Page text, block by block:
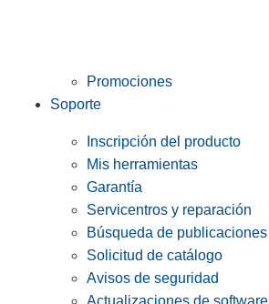
Promociones
Soporte
Inscripción del producto
Mis herramientas
Garantía
Servicentros y reparación
Búsqueda de publicaciones
Solicitud de catálogo
Avisos de seguridad